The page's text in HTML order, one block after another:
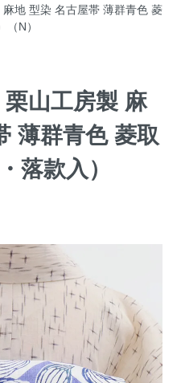
地 型染 名古屋帯 薄群青色 菱
N）
山工房製 麻
薄群青色 菱取
落款入）